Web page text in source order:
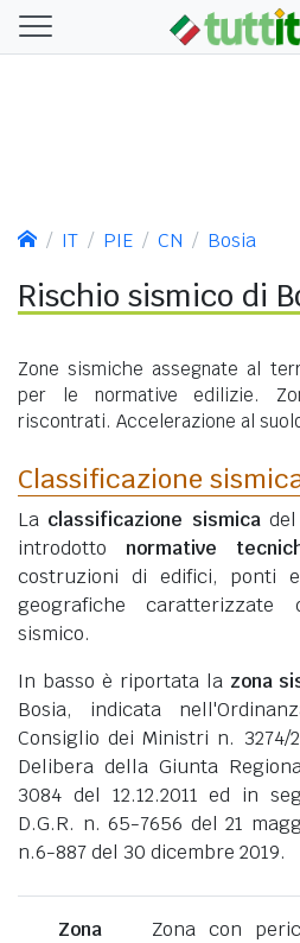
IT PIE CN Bosia
Rischio sismico di
Zone sismiche assegnate al
per le normative edilizie.
riscontrati. Accelerazione al
Classificazione
La classificazione sismicadel
introdotto normative
costruzioni di edifici, ponti
geografiche caratterizzate
sismico.
In basso è riportata la zona
Bosia, indicata
Consiglio dei Ministri n.
Delibera della Giunta
3084 del 12.12.2011 ed in
D.G.R. n. 65-7656 del 21
n.6-887 del 30 dicembre 2019.
Zona
Zona con